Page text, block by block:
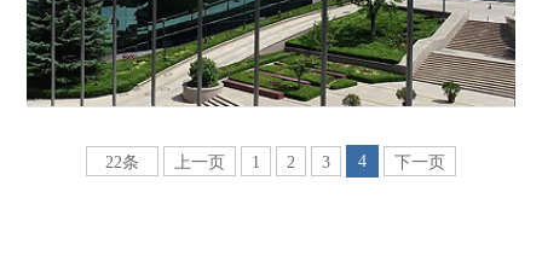
22条 上一页 1 2 3 4 下一页